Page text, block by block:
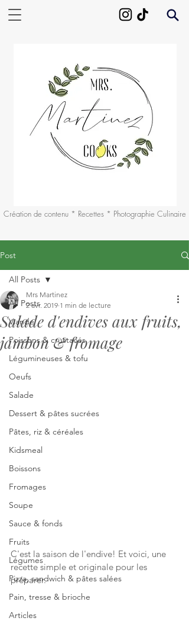
Création de contenu * Recettes * Photographie Culinaire
Post
All Posts
Viande
Poissons & crustacés
Légumineuses & tofu
Oeufs
Salade
Dessert & pâtes sucrées
Pâtes, riz & céréales
Kidsmeal
Boissons
Fromages
Soupe
Sauce & fonds
Fruits
Légumes
Pizza, sandwich & pâtes salées
Pain, tresse & brioche
Articles
All Posts
Salade d'endives aux fruits,
jambon & fromage
Mrs Martinez
2 avr. 2019 1 min de lecture
C'est la saison de l'endive! Et voici, une
recette simple et originale pour les
préparer.